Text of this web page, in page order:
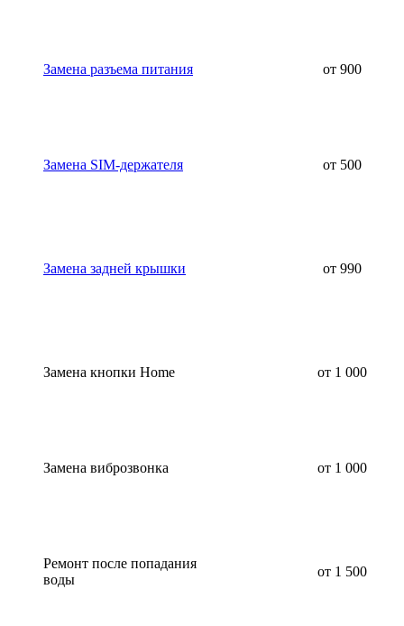
Замена разъема питания от 900
Замена SIM-держателя от 500
Замена задней крышки от 990
Замена кнопки Home от 1 000
Замена виброзвонка от 1 000
Ремонт после попадания
воды
от 1 500